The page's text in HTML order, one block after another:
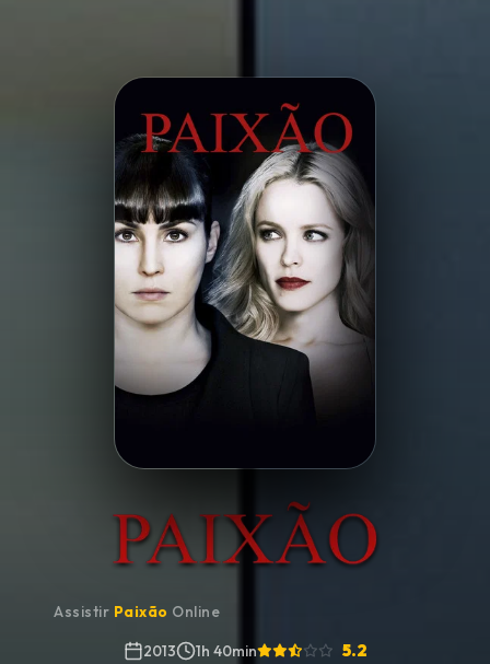
Minha Lista
Pesquisar
Assistir Paixão Online
2013
1h 40min 5.2